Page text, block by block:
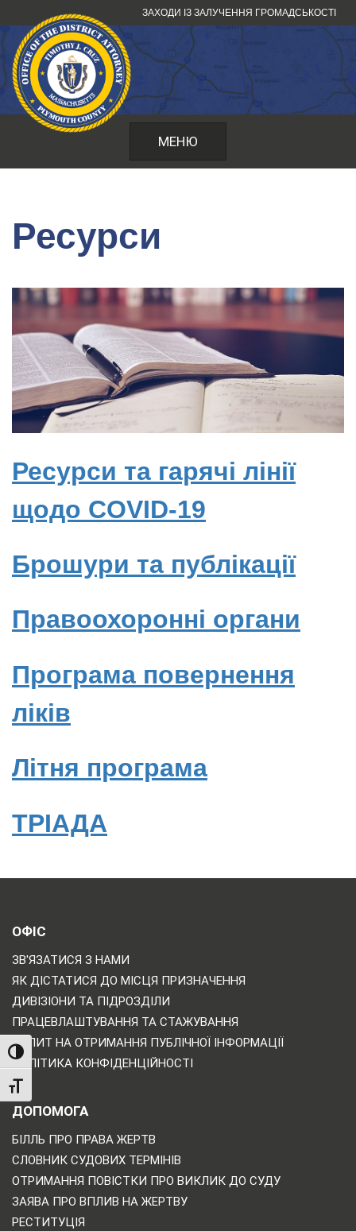
TOGGLE HIGH CONTRAST
TOGGLE FONT SIZE
до
змісту
ЗАХОДИ ІЗ ЗАЛУЧЕННЯ ГРОМАДСЬКОСТІ
МЕНЮ
Ресурси
Ресурси та гарячі лінії
щодо COVID-19
Брошури та публікації
Правоохоронні органи
Програма повернення
ліків
Літня програма
ТРІАДА
ОФІС
ЗВ'ЯЗАТИСЯ З НАМИ
ЯК ДІСТАТИСЯ ДО МІСЦЯ ПРИЗНАЧЕННЯ
ДИВІЗІОНИ ТА ПІДРОЗДІЛИ
ПРАЦЕВЛАШТУВАННЯ ТА СТАЖУВАННЯ
ЗАПИТ НА ОТРИМАННЯ ПУБЛІЧНОЇ ІНФОРМАЦІЇ
ПОЛІТИКА КОНФІДЕНЦІЙНОСТІ
ДОПОМОГА
БІЛЛЬ ПРО ПРАВА ЖЕРТВ
СЛОВНИК СУДОВИХ ТЕРМІНІВ
ОТРИМАННЯ ПОВІСТКИ ПРО ВИКЛИК ДО СУДУ
ЗАЯВА ПРО ВПЛИВ НА ЖЕРТВУ
РЕСТИТУЦІЯ